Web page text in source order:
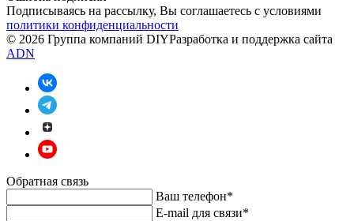
Подписываясь на рассылку, Вы соглашаетесь c условиями
политики конфиденциальности
© 2026 Группа компаний DIYРазработка и поддержка сайта
ADN
Обратная связь
Ваш телефон*
E-mail для связи*